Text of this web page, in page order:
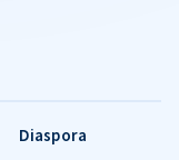
Diaspora